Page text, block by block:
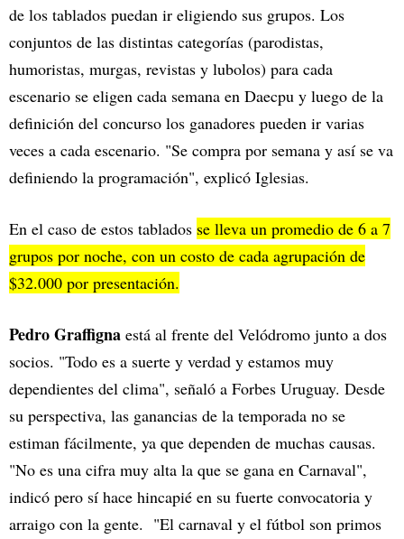
de los tablados puedan ir eligiendo sus grupos. Los
conjuntos de las distintas categorías (parodistas,
humoristas, murgas, revistas y lubolos) para cada
escenario se eligen cada semana en Daecpu y luego de la
definición del concurso los ganadores pueden ir varias
veces a cada escenario. "Se compra por semana y así se va
definiendo la programación", explicó Iglesias.
En el caso de estos tablados se lleva un promedio de 6 a 7
grupos por noche, con un costo de cada agrupación de
$32.000 por presentación.
Pedro Graffigna está al frente del Velódromo junto a dos
socios. "Todo es a suerte y verdad y estamos muy
dependientes del clima", señaló a Forbes Uruguay. Desde
su perspectiva, las ganancias de la temporada no se
estiman fácilmente, ya que dependen de muchas causas.
"No es una cifra muy alta la que se gana en Carnaval",
indicó pero sí hace hincapié en su fuerte convocatoria y
arraigo con la gente. "El carnaval y el fútbol son primos